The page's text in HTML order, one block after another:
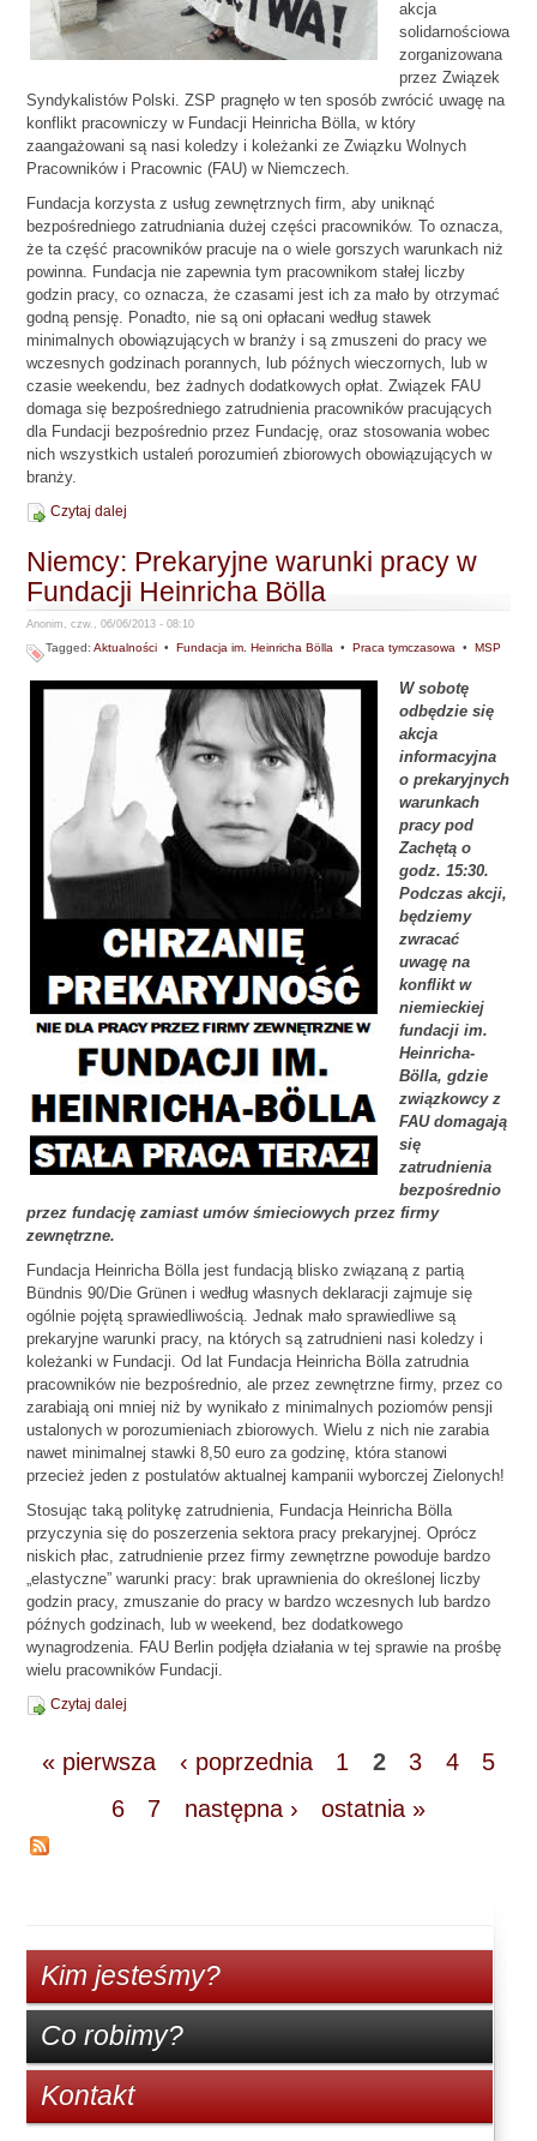
akcja
solidarnościowa
zorganizowana
przez Związek
Syndykalistów Polski. ZSP pragnęło w ten sposób zwrócić uwagę na
konflikt pracowniczy w Fundacji Heinricha Bölla, w który
zaangażowani są nasi koledzy i koleżanki ze Związku Wolnych
Pracowników i Pracownic (FAU) w Niemczech.
Fundacja korzysta z usług zewnętrznych firm, aby uniknąć
bezpośredniego zatrudniania dużej części pracowników. To oznacza,
że ta część pracowników pracuje na o wiele gorszych warunkach niż
powinna. Fundacja nie zapewnia tym pracownikom stałej liczby
godzin pracy, co oznacza, że czasami jest ich za mało by otrzymać
godną pensję. Ponadto, nie są oni opłacani według stawek
minimalnych obowiązujących w branży i są zmuszeni do pracy we
wczesnych godzinach porannych, lub późnych wieczornych, lub w
czasie weekendu, bez żadnych dodatkowych opłat. Związek FAU
domaga się bezpośredniego zatrudnienia pracowników pracujących
dla Fundacji bezpośrednio przez Fundację, oraz stosowania wobec
nich wszystkich ustaleń porozumień zbiorowych obowiązujących w
branży.
Czytaj dalej
Niemcy: Prekaryjne warunki pracy w
Fundacji Heinricha Bölla
Anonim, czw., 06/06/2013 - 08:10
Tagged:Aktualności •Fundacja im. Heinricha Bölla •Praca tymczasowa •MSP
W sobotę
odbędzie się
akcja
informacyjna
o prekaryjnych
warunkach
pracy pod
Zachętą o
godz. 15:30.
Podczas akcji,
będziemy
zwracać
uwagę na
konflikt w
niemieckiej
fundacji im.
Heinricha-
Bölla, gdzie
związkowcy z
FAU domagają
się
zatrudnienia
bezpośrednio
przez fundację zamiast umów śmieciowych przez firmy
zewnętrzne.
Fundacja Heinricha Bölla jest fundacją blisko związaną z partią
Bündnis 90/Die Grünen i według własnych deklaracji zajmuje się
ogólnie pojętą sprawiedliwością. Jednak mało sprawiedliwe są
prekaryjne warunki pracy, na których są zatrudnieni nasi koledzy i
koleżanki w Fundacji. Od lat Fundacja Heinricha Bölla zatrudnia
pracowników nie bezpośrednio, ale przez zewnętrzne firmy, przez co
zarabiają oni mniej niż by wynikało z minimalnych poziomów pensji
ustalonych w porozumieniach zbiorowych. Wielu z nich nie zarabia
nawet minimalnej stawki 8,50 euro za godzinę, która stanowi
przecież jeden z postulatów aktualnej kampanii wyborczej Zielonych!
Stosując taką politykę zatrudnienia, Fundacja Heinricha Bölla
przyczynia się do poszerzenia sektora pracy prekaryjnej. Oprócz
niskich płac, zatrudnienie przez firmy zewnętrzne powoduje bardzo
„elastyczne” warunki pracy: brak uprawnienia do określonej liczby
godzin pracy, zmuszanie do pracy w bardzo wczesnych lub bardzo
późnych godzinach, lub w weekend, bez dodatkowego
wynagrodzenia. FAU Berlin podjęła działania w tej sprawie na prośbę
wielu pracowników Fundacji.
Czytaj dalej
« pierwsza ‹ poprzednia 1 2 3 4
5
6
7 następna › ostatnia »
Kim jesteśmy?
Co robimy?
Kontakt